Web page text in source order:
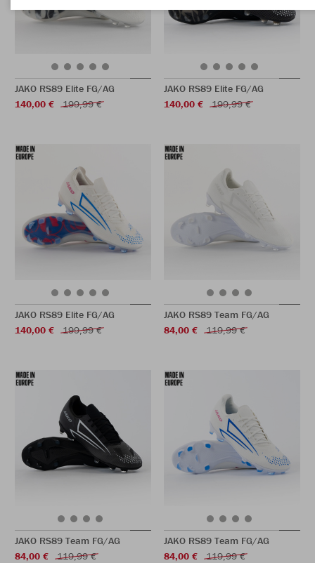
JAKO RS89 Elite FG/AG
140,00 €
199,99 €
JAKO RS89 Elite FG/AG
140,00 €
199,99 €
JAKO RS89 Elite FG/AG
140,00 €
199,99 €
JAKO RS89 Team FG/AG
84,00 €
119,99 €
JAKO RS89 Team FG/AG
84,00 €
119,99 €
JAKO RS89 Team FG/AG
84,00 €
119,99 €